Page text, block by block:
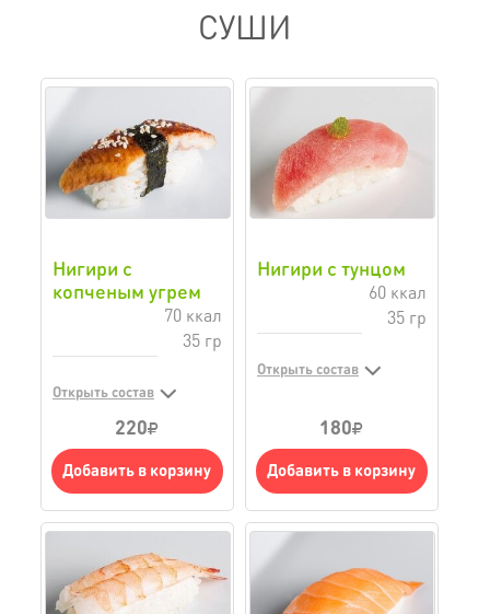
СУШИ
Нигири с
копченым угрем
70 ккал
35 гр
Открыть состав
220
Добавить в корзину
Нигири с тунцом
60 ккал
35 гр
Открыть состав
180
Добавить в корзину